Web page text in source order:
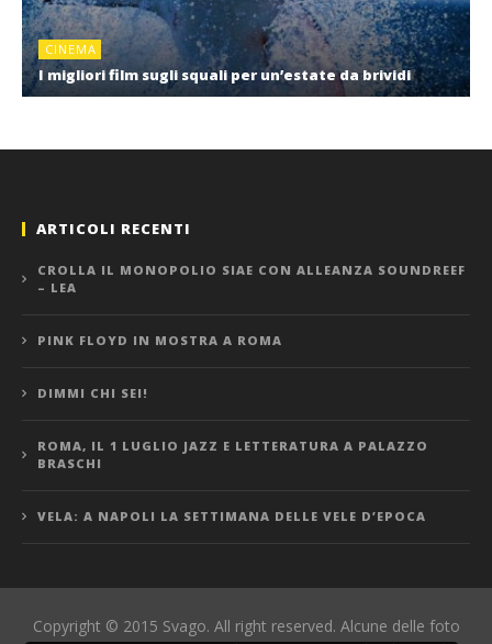
CINEMA
I migliori film sugli squali per un’estate da brividi
ARTICOLI RECENTI
CROLLA IL MONOPOLIO SIAE CON ALLEANZA SOUNDREEF
– LEA
PINK FLOYD IN MOSTRA A ROMA
DIMMI CHI SEI!
ROMA, IL 1 LUGLIO JAZZ E LETTERATURA A PALAZZO
BRASCHI
VELA: A NAPOLI LA SETTIMANA DELLE VELE D’EPOCA
Copyright © 2015 Svago. All right reserved. Alcune delle foto